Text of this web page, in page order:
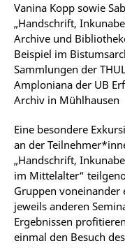
Vanina Kopp sowie
„Handschrift,
Archive und
Beispiel im
Sammlungen der
Amploniana der UB
Archiv in Mühlhausen
Eine besondere
an der
„Handschrift,
im Mittelalter“
Gruppen voneinander
jeweils anderen
Ergebnissen
einmal den Besuch